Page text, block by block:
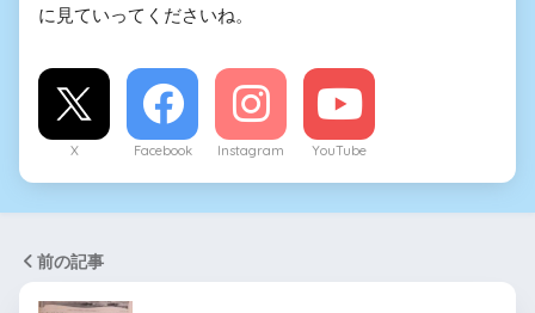
に見ていってくださいね。
X Facebook Instagram YouTube
前の記事